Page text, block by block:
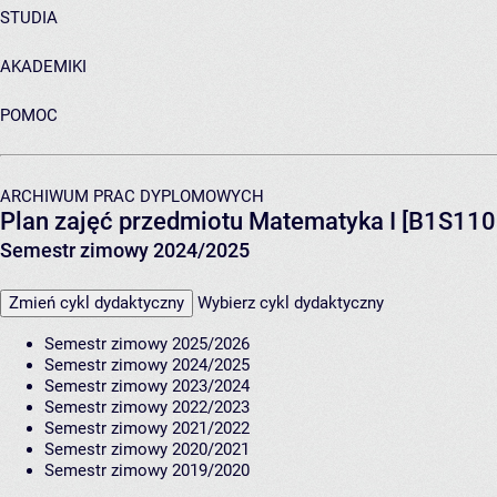
STUDIA
AKADEMIKI
POMOC
ARCHIWUM PRAC DYPLOMOWYCH
Plan zajęć przedmiotu Matematyka I
Semestr zimowy 2024/2025
Zmień cykl dydaktyczny Wybierz cykl dydaktyczny
Semestr zimowy 2025/2026
Semestr zimowy 2024/2025
Semestr zimowy 2023/2024
Semestr zimowy 2022/2023
Semestr zimowy 2021/2022
Semestr zimowy 2020/2021
Semestr zimowy 2019/2020